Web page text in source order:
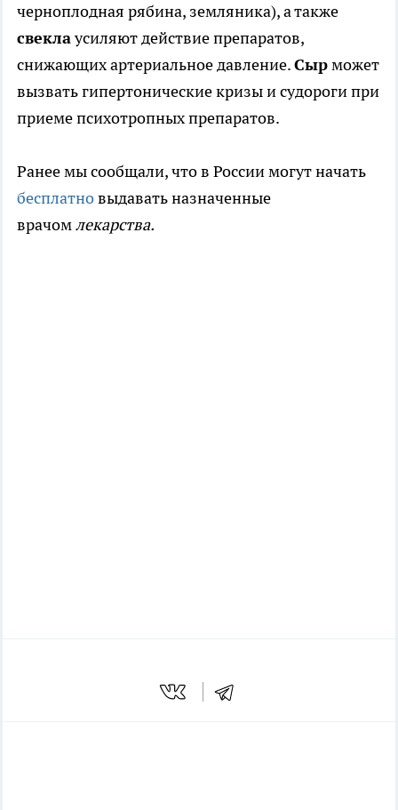
черноплодная рябина, земляника), а также
свеклаусиляют действие препаратов,
снижающих артериальное давление.Сырможет
вызвать гипертонические кризы и судороги при
приеме психотропных препаратов.
Ранее мы сообщали, что в России могут начать
бесплатновыдавать назначенные
врачомлекарства.